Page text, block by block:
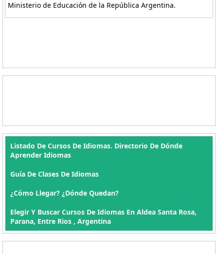
Ministerio de Educación de la República Argentina.
Listado De Cursos De Idiomas. Directorio De Dónde
Aprender Idiomas
Guía De Clases De Idiomas
¿Cómo Llegar? ¿Dónde Quedan?
Elegir Y Buscar Cursos De Idiomas En Aldea Santa Rosa,
Parana, Entre Rios , Argentina